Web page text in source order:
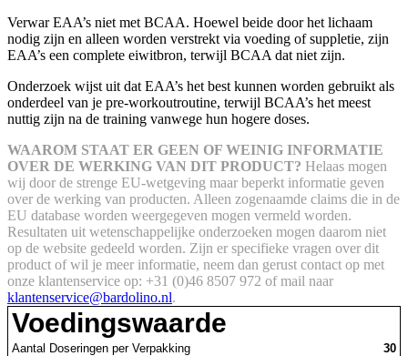
Verwar EAA’s niet met BCAA. Hoewel beide door het lichaam
nodig zijn en alleen worden verstrekt via voeding of suppletie, zijn
EAA’s een complete eiwitbron, terwijl BCAA dat niet zijn.
Onderzoek wijst uit dat EAA’s het best kunnen worden gebruikt als
onderdeel van je pre-workoutroutine, terwijl BCAA’s het meest
nuttig zijn na de training vanwege hun hogere doses.
WAAROM STAAT ER GEEN OF WEINIG INFORMATIE
OVER DE WERKING VAN DIT PRODUCT? Helaas mogen
wij door de strenge EU-wetgeving maar beperkt informatie geven
over de werking van producten. Alleen zogenaamde claims die in de
EU database worden weergegeven mogen vermeld worden.
Resultaten uit wetenschappelijke onderzoeken mogen daarom niet
op de website gedeeld worden. Zijn er specifieke vragen over dit
product of wil je meer informatie, neem dan gerust contact op met
onze klantenservice op: +31 (0)46 8507 972 of mail naar
klantenservice@bardolino.nl.
Voedingswaarde
Aantal Doseringen per Verpakking 30